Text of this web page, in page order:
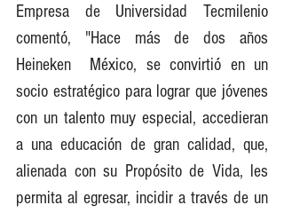
Empresa de Universidad Tecmilenio
comentó, "Hace más de dos años
Heineken  México, se convirtió en un
socio estratégico para lograr que jóvenes
con un talento muy especial, accedieran
a una educación de gran calidad, que,
alienada con su Propósito de Vida, les
permita al egresar, incidir a través de un